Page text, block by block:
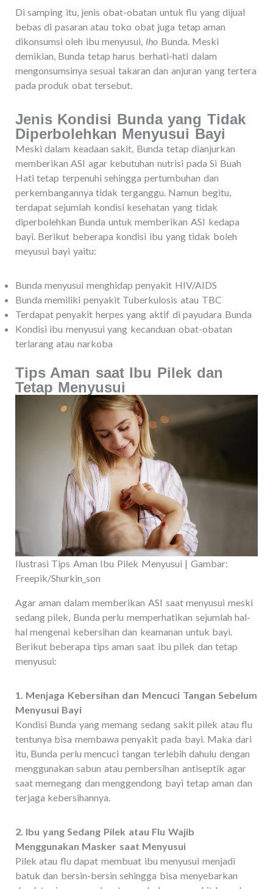
Di samping itu, jenis obat-obatan untuk flu yang dijual
bebas di pasaran atau toko obat juga tetap aman
dikonsumsi oleh ibu menyusui, lho Bunda. Meski
demikian, Bunda tetap harus berhati-hati dalam
mengonsumsinya sesuai takaran dan anjuran yang tertera
pada produk obat tersebut.
Jenis Kondisi Bunda yang Tidak
Diperbolehkan Menyusui Bayi
Meski dalam keadaan sakit, Bunda tetap dianjurkan
memberikan ASI agar kebutuhan nutrisi pada Si Buah
Hati tetap terpenuhi sehingga pertumbuhan dan
perkembangannya tidak terganggu. Namun begitu,
terdapat sejumlah kondisi kesehatan yang tidak
diperbolehkan Bunda untuk memberikan ASI kedapa
bayi. Berikut beberapa kondisi ibu yang tidak boleh
meyusui bayi yaitu:
Bunda menyusui menghidap penyakit HIV/AIDS
Bunda memiliki penyakit Tuberkulosis atau TBC
Terdapat penyakit herpes yang aktif di payudara Bunda
Kondisi ibu menyusui yang kecanduan obat-obatan
terlarang atau narkoba
Tips Aman saat Ibu Pilek dan
Tetap Menyusui
Ilustrasi Tips Aman Ibu Pilek Menyusui | Gambar:
Freepik/Shurkin_son
Agar aman dalam memberikan ASI saat menyusui meski
sedang pilek, Bunda perlu memperhatikan sejumlah hal-
hal mengenai kebersihan dan keamanan untuk bayi.
Berikut beberapa tips aman saat ibu pilek dan tetap
menyusui:
1. Menjaga Kebersihan dan Mencuci Tangan Sebelum
Menyusui Bayi
Kondisi Bunda yang memang sedang sakit pilek atau flu
tentunya bisa membawa penyakit pada bayi. Maka dari
itu, Bunda perlu mencuci tangan terlebih dahulu dengan
menggunakan sabun atau pembersihan antiseptik agar
saat memegang dan menggendong bayi tetap aman dan
terjaga kebersihannya.
2. Ibu yang Sedang Pilek atau Flu Wajib
Menggunakan Masker saat Menyusui
Pilek atau flu dapat membuat ibu menyusui menjadi
batuk dan bersin-bersin sehingga bisa menyebarkan